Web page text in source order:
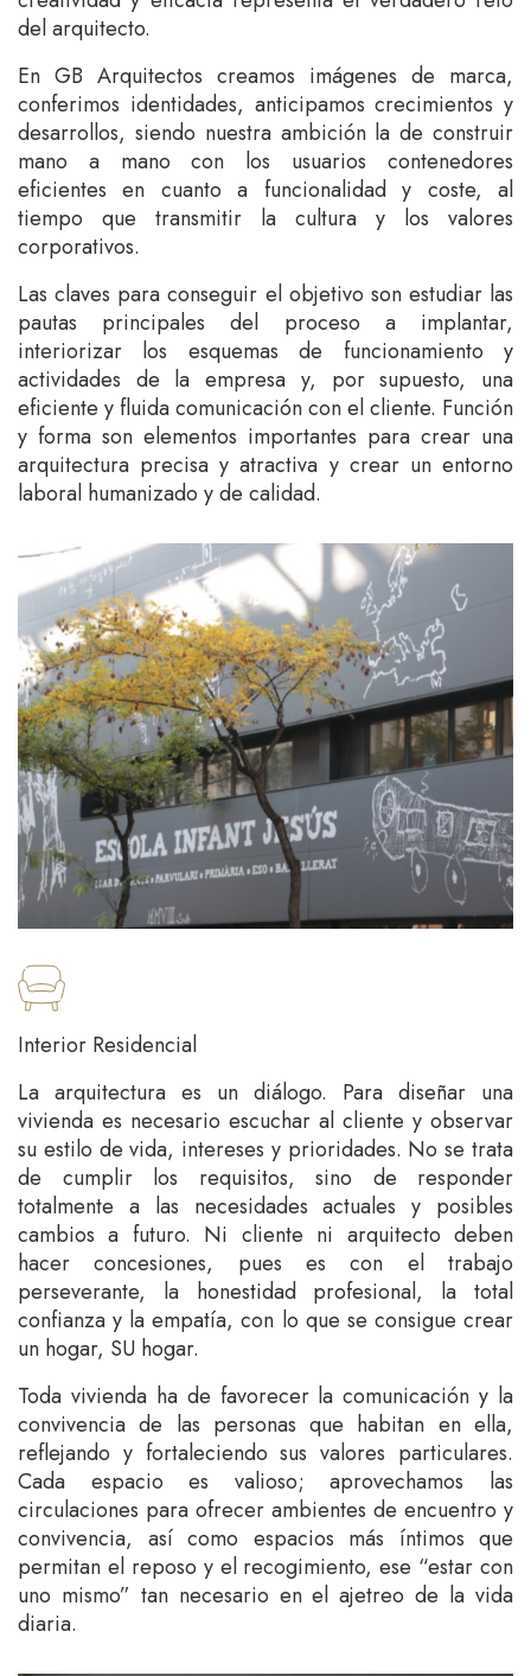
del arquitecto.
En GB Arquitectos creamos imágenes de marca,
conferimos identidades, anticipamos crecimientos y
desarrollos, siendo nuestra ambición la de construir
mano a mano con los usuarios contenedores
eficientes en cuanto a funcionalidad y coste, al
tiempo que transmitir la cultura y los valores
corporativos.
Las claves para conseguir el objetivo son estudiar las
pautas principales del proceso a implantar,
interiorizar los esquemas de funcionamiento y
actividades de la empresa y, por supuesto, una
eficiente y fluida comunicación con el cliente. Función
y forma son elementos importantes para crear una
arquitectura precisa y atractiva y crear un entorno
laboral humanizado y de calidad.
Interior Residencial
La arquitectura es un diálogo. Para diseñar una
vivienda es necesario escuchar al cliente y observar
su estilo de vida, intereses y prioridades. No se trata
de cumplir los requisitos, sino de responder
totalmente a las necesidades actuales y posibles
cambios a futuro. Ni cliente ni arquitecto deben
hacer concesiones, pues es con el trabajo
perseverante, la honestidad profesional, la total
confianza y la empatía, con lo que se consigue crear
un hogar, SU hogar.
Toda vivienda ha de favorecer la comunicación y la
convivencia de las personas que habitan en ella,
reflejando y fortaleciendo sus valores particulares.
Cada espacio es valioso; aprovechamos las
circulaciones para ofrecer ambientes de encuentro y
convivencia, así como espacios más íntimos que
permitan el reposo y el recogimiento, ese “estar con
uno mismo” tan necesario en el ajetreo de la vida
diaria.